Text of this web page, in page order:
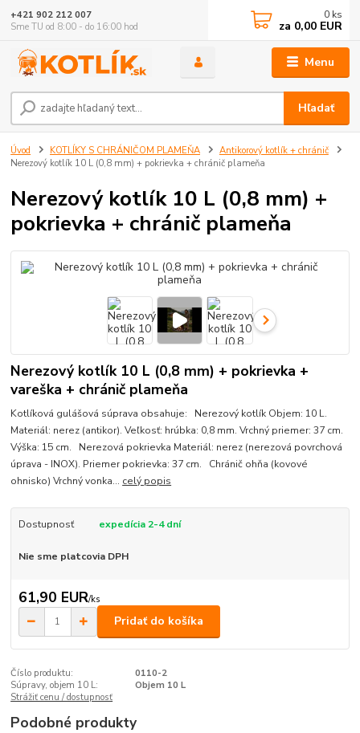
Menu
Hľadať
+421 902 212 007
Sme TU od 8:00 - do 16:00 hod
0 ks
za 0,00 EUR
Úvod KOTLÍKY S CHRÁNIČOM PLAMEŇA
Antikorový kotlík + chránič
Nerezový kotlík 10 L (0,8 mm) + pokrievka + chránič plameňa
Nerezový kotlík 10 L (0,8 mm) +
pokrievka + chránič plameňa
Nerezový kotlík 10 L (0,8 mm) + pokrievka +
vareška + chránič plameňa
Kotlíková gulášová súprava obsahuje: Nerezový kotlík Objem: 10 L.
Materiál: nerez (antikor). Veľkosť: hrúbka: 0,8 mm. Vrchný priemer: 37 cm.
Výška: 15 cm. Nerezová pokrievka Materiál: nerez (nerezová povrchová
úprava - INOX). Priemer pokrievka: 37 cm. Chránič ohňa (kovové
ohnisko) Vrchný vonka... celý popis
Dostupnosť expedícia 2-4 dní
Nie sme platcovia DPH
61,90 EUR/ks
Pridať do košíka
Číslo produktu:
0110-2
Súpravy, objem 10 L:
Objem 10 L
Strážiť cenu / dostupnosť
Podobné produkty